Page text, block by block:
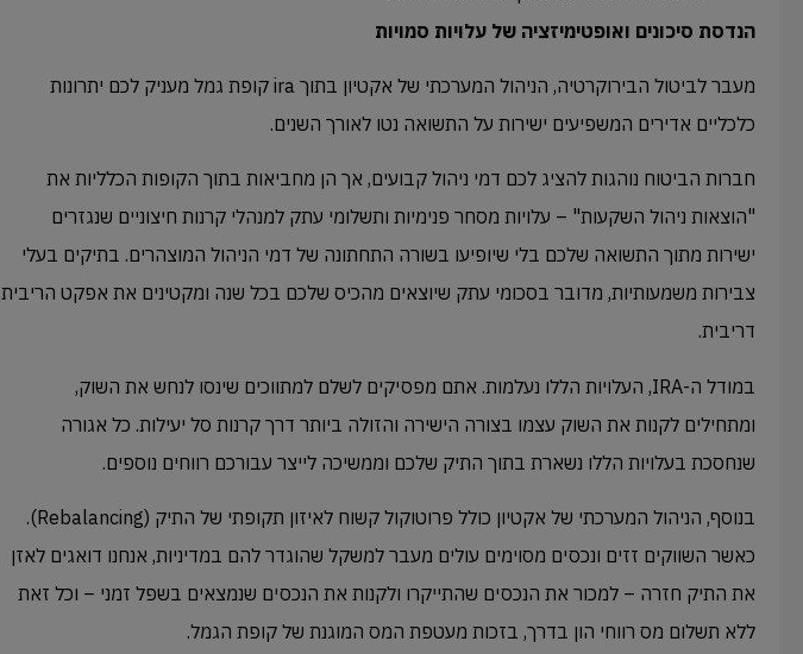
הנדסת סיכונים ואופטימיזציה של עלויות סמויות
מעבר לביטול הבירוקרטיה, הניהול המערכתי של אקטיון בתוך ira קופת גמל מעניק לכם יתרונות
כלכליים אדירים המשפיעים ישירות על התשואה נטו לאורך השנים.
חברות הביטוח נוהגות להציג לכם דמי ניהול קבועים, אך הן מחביאות בתוך הקופות הכלליות את
"הוצאות ניהול השקעות" – עלויות מסחר פנימיות ותשלומי עתק למנהלי קרנות חיצוניים שנגזרים
ישירות מתוך התשואה שלכם בלי שיופיעו בשורה התחתונה של דמי הניהול המוצהרים. בתיקים בעלי
צבירות משמעותיות, מדובר בסכומי עתק שיוצאים מהכיס שלכם בכל שנה ומקטינים את אפקט הריבית
דריבית.
במודל ה-IRA, העלויות הללו נעלמות. אתם מפסיקים לשלם למתווכים שינסו לנחש את השוק,
ומתחילים לקנות את השוק עצמו בצורה הישירה והזולה ביותר דרך קרנות סל יעילות. כל אגורה
שנחסכת בעלויות הללו נשארת בתוך התיק שלכם וממשיכה לייצר עבורכם רווחים נוספים.
בנוסף, הניהול המערכתי של אקטיון כולל פרוטוקול קשוח לאיזון תקופתי של התיק (Rebalancing).
כאשר השווקים זזים ונכסים מסוימים עולים מעבר למשקל שהוגדר להם במדיניות, אנחנו דואגים לאזן
את התיק חזרה – למכור את הנכסים שהתייקרו ולקנות את הנכסים שנמצאים בשפל זמני – וכל זאת
ללא תשלום מס רווחי הון בדרך, בזכות מעטפת המס המוגנת של קופת הגמל.